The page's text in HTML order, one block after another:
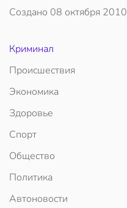
Создано 08 октября 2010
Криминал
Происшествия
Экономика
Здоровье
Спорт
Общество
Политика
Автоновости